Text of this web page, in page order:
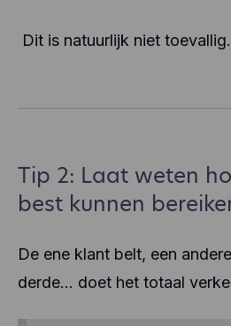
Dit is natuurlijk niet
Tip 2: Laat weten
best kunnen
De ene klant belt, een
derde… doet het totaal